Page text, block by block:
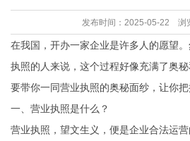
发布时间：2025-05-22 浏
在我国，开办一家企业是许多人的愿望
执照的人来说，这个过程好像充满了奥
要带你一同营业执照的奥秘面纱，让你把
一、营业执照是什么？
营业执照，望文生义，便是企业合法运